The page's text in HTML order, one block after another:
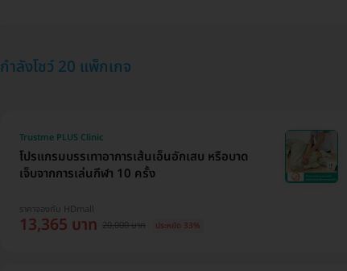
กำลังโชว์ 20 แพ็กเกจ
โปรแกรมบรรเทาอาการเส้นเอ็นอักเสบ หรือบาด
เจ็บจากการเล่นกีฬา 10 ครั้ง
Trustme PLUS Clinic
ราคาจองกับ HDmall
13,365 บาท 20,000 บาท ประหยัด 33%